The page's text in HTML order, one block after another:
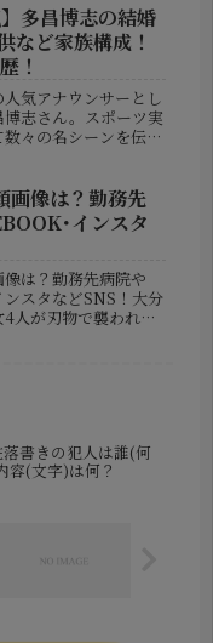
す。そんな彼の野球人
が、妻と家族の存...
】多昌博志の結婚
など家族構成！
！
気アナウンサーとし
志さん。スポーツ実
々の名シーンを伝え
今回の訃報に関連し
の情報も少しずつ明
画像は？勤務先
･インスタ
は？勤務先病院や
ンスタなどSNS！大分
人が刃物で襲われた
落書きの犯人は誰(何
容(文字)は何？